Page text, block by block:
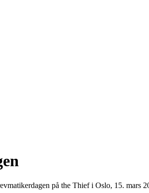
på the Thief i Oslo, 15. mars